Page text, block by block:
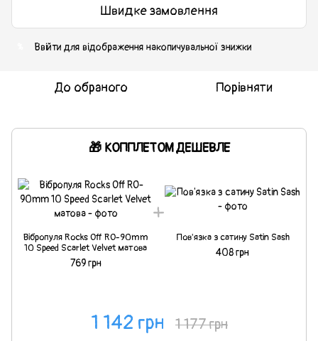
Швидке замовлення
Ввійти для відображення накопичувальної знижки
До обраного Порівняти
🎁 КОППЛЕТОМ ДЕШЕВЛЕ
Вібропуля Rocks Off RO-90mm
10 Speed Scarlet Velvet матова
769 грн
Пов'язка з сатину Satin Sash
408 грн
1 142 грн 1 177 грн